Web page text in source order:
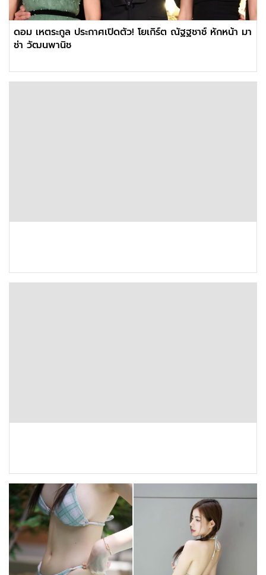
ดอม เหตระกูล ประกาศเปิดตัว! โยเกิร์ต ณัฐฐชาช์ หักหน้า มา
ช่า วัฒนพานิช